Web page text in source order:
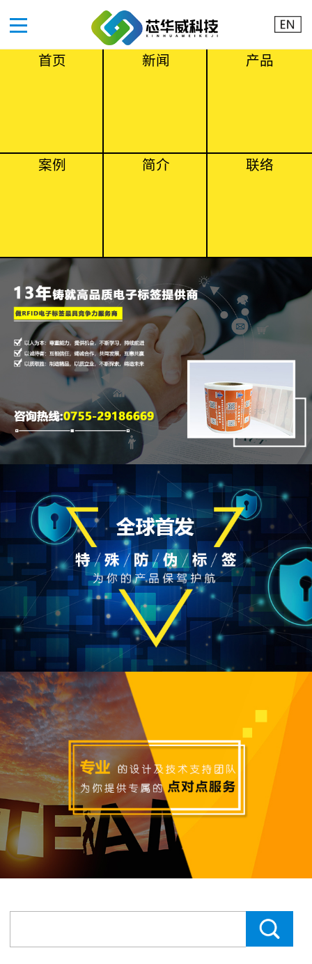
首页 新闻 产品
案例 简介 联络